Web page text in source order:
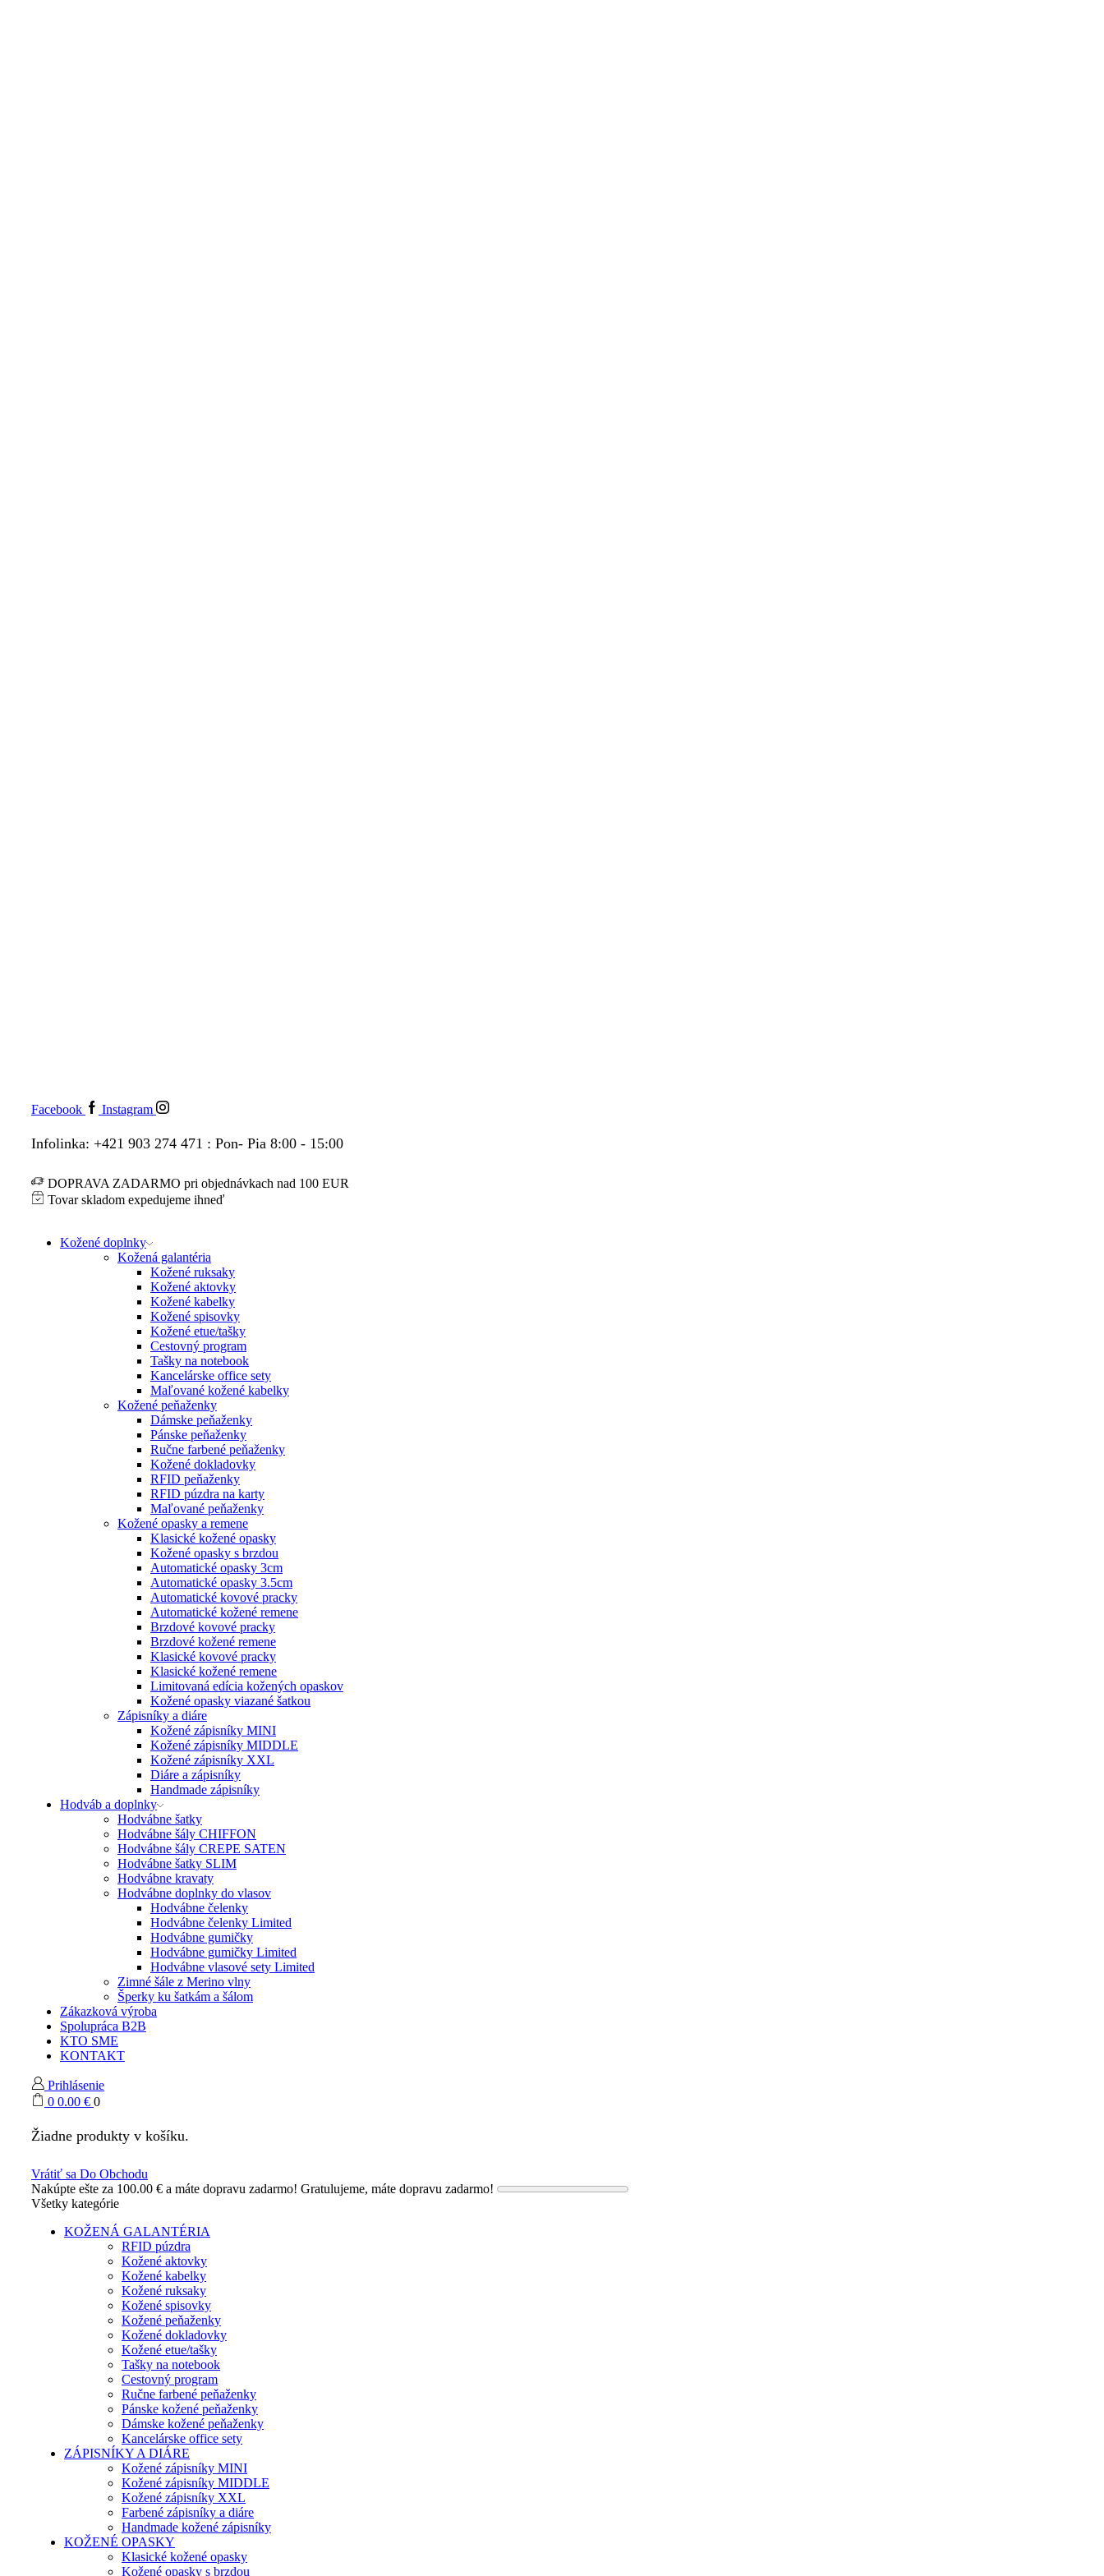
Facebook Instagram
Infolinka: +421 903 274 471 : Pon- Pia 8:00 - 15:00
DOPRAVA ZADARMO pri objednávkach nad 100 EUR
Tovar skladom expedujeme ihneď
Kožené doplnky
Kožená galantéria
Kožené ruksaky
Kožené aktovky
Kožené kabelky
Kožené spisovky
Kožené etue/tašky
Cestovný program
Tašky na notebook
Kancelárske office sety
Maľované kožené kabelky
Kožené peňaženky
Dámske peňaženky
Pánske peňaženky
Ručne farbené peňaženky
Kožené dokladovky
RFID peňaženky
RFID púzdra na karty
Maľované peňaženky
Kožené opasky a remene
Klasické kožené opasky
Kožené opasky s brzdou
Automatické opasky 3cm
Automatické opasky 3.5cm
Automatické kovové pracky
Automatické kožené remene
Brzdové kovové pracky
Brzdové kožené remene
Klasické kovové pracky
Klasické kožené remene
Limitovaná edícia kožených opaskov
Kožené opasky viazané šatkou
Zápisníky a diáre
Kožené zápisníky MINI
Kožené zápisníky MIDDLE
Kožené zápisníky XXL
Diáre a zápisníky
Handmade zápisníky
Hodváb a doplnky
Hodvábne šatky
Hodvábne šály CHIFFON
Hodvábne šály CREPE SATEN
Hodvábne šatky SLIM
Hodvábne kravaty
Hodvábne doplnky do vlasov
Hodvábne čelenky
Hodvábne čelenky Limited
Hodvábne gumičky
Hodvábne gumičky Limited
Hodvábne vlasové sety Limited
Zimné šále z Merino vlny
Šperky ku šatkám a šálom
Zákazková výroba
Spolupráca B2B
KTO SME
KONTAKT
Prihlásenie
0 0.00 € 0
Žiadne produkty v košíku.
Vrátiť sa Do Obchodu
Nakúpte ešte za 100.00 € a máte dopravu zadarmo! Gratulujeme, máte dopravu zadarmo!
Všetky kategórie
KOŽENÁ GALANTÉRIA
RFID púzdra
Kožené aktovky
Kožené kabelky
Kožené ruksaky
Kožené spisovky
Kožené peňaženky
Kožené dokladovky
Kožené etue/tašky
Tašky na notebook
Cestovný program
Ručne farbené peňaženky
Pánske kožené peňaženky
Dámske kožené peňaženky
Kancelárske office sety
ZÁPISNÍKY A DIÁRE
Kožené zápisníky MINI
Kožené zápisníky MIDDLE
Kožené zápisníky XXL
Farbené zápisníky a diáre
Handmade kožené zápisníky
KOŽENÉ OPASKY
Klasické kožené opasky
Kožené opasky s brzdou